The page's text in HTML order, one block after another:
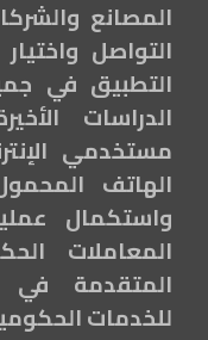
المصانع
التواصل
التطبيق في
مستخدمي
الهاتف
واستكمال
المعاملات
المتقدمة في
للخدمات